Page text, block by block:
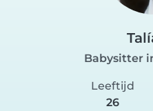
Babysitter
Leeftijd
26